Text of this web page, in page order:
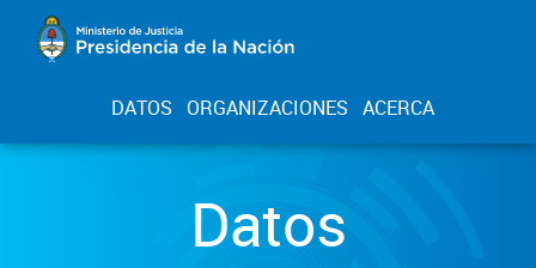
DATOS ORGANIZACIONES ACERCA
Datos